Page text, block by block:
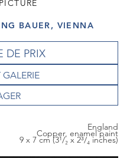
BAUER, VIENNA
DE PRIX
England
Copper, enamel paint
9 x 7 cm (3¹/₂ x 2³/₄ inches)